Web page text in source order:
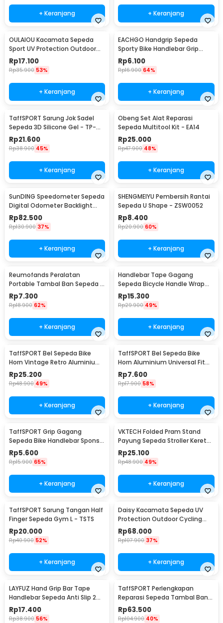
+ Keranjang + Keranjang
OULAIOU Kacamata Sepeda
Sport UV Protection Outdoor
Cycling Sunglasses - AJ1
Rp17.100
Rp35.900 53%
+ Keranjang
EACHGO Handgrip Sepeda
Sporty Bike Handlebar Grip
Silicone 1 Pair - STD
Rp6.100
Rp16.900 64%
+ Keranjang
TaffSPORT Sarung Jok Sadel
Sepeda 3D Silicone Gel - TP-
ZT01
Rp21.600
Rp38.900 45%
+ Keranjang
Obeng Set Alat Reparasi
Sepeda Multitool Kit - EA14
Rp25.000
Rp47.900 48%
+ Keranjang
SunDING Speedometer Sepeda
Digital Odometer Backlight
LCD Waterproof - SD-563A
Rp82.500
Rp130.900 37%
+ Keranjang
SHENGMEIYU Pembersih Rantai
Sepeda U Shape - ZSW0052
Rp8.400
Rp20.900 60%
+ Keranjang
Reumofands Peralatan
Portable Tambal Ban Sepeda -
RM21388
Rp7.300
Rp18.900 62%
+ Keranjang
Handlebar Tape Gagang
Sepeda Bicycle Handle Wrap
2M 30mm 2 PCS - GH-081H
Rp15.300
Rp29.900 49%
+ Keranjang
TaffSPORT Bel Sepeda Bike
Horn Vintage Retro Aluminium
Alloy 85dB - CL-05
Rp25.200
Rp48.900 49%
+ Keranjang
TaffSPORT Bel Sepeda Bike
Horn Aluminium Universal Fit
85dB - CL-6
Rp7.600
Rp17.900 58%
+ Keranjang
TaffSPORT Grip Gagang
Sepeda Bike Handlebar Spons
Grip 1 Pair - GH-081H
Rp5.600
Rp15.900 65%
+ Keranjang
VKTECH Folded Pram Stand
Payung Sepeda Stroller Kereta
Bayi - LS4G
Rp25.100
Rp48.900 49%
+ Keranjang
TaffSPORT Sarung Tangan Half
Finger Sepeda Gym L - TSTS
Rp20.000
Rp40.900 52%
+ Keranjang
Daisy Kacamata Sepeda UV
Protection Outdoor Cycling
Sunglasses - X7
Rp68.000
Rp107.900 37%
+ Keranjang
LAYFUZ Hand Grip Bar Tape
Handlebar Sepeda Anti Slip 2
Roll - 70616
Rp17.400
Rp38.900 56%
TaffSPORT Perlengkapan
Reparasi Sepeda Tambal Ban
16 in 1 - PP06S
Rp63.500
Rp104.900 40%